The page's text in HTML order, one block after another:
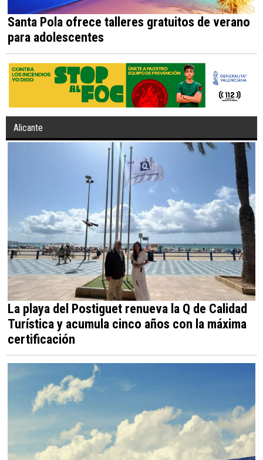
Santa Pola ofrece talleres gratuitos de verano
para adolescentes
Alicante
La playa del Postiguet renueva la Q de Calidad
Turística y acumula cinco años con la máxima
certificación